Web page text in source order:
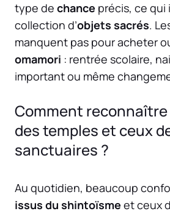
type de chance précis, ce
collection d’objets sacrés.
manquent pas pour acheter
omamori : rentrée scolaire,
important ou même
Comment reconnaître
des temples et ceux
sanctuaires ?
Au quotidien, beaucoup
issus du shintoïsme et ceux